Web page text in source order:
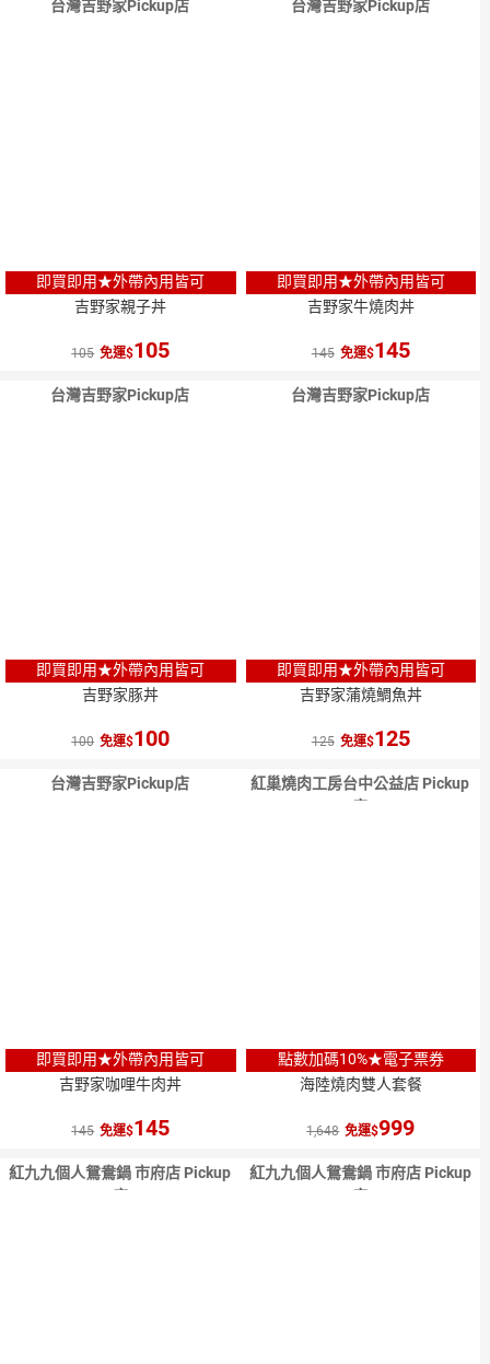
台灣吉野家Pickup店
即買即用★外帶內用皆可
吉野家親子丼
105 免運 105
台灣吉野家Pickup店
即買即用★外帶內用皆可
吉野家牛燒肉丼
145 免運 145
台灣吉野家Pickup店
即買即用★外帶內用皆可
吉野家豚丼
100 免運 100
台灣吉野家Pickup店
即買即用★外帶內用皆可
吉野家蒲燒鯛魚丼
125 免運 125
台灣吉野家Pickup店
即買即用★外帶內用皆可
吉野家咖哩牛肉丼
145 免運 145
紅巢燒肉工房台中公益店 Pickup
店
點數加碼10%★電子票券
海陸燒肉雙人套餐
1,648 免運 999
紅九九個人鴛鴦鍋 市府店 Pickup
店
紅九九個人鴛鴦鍋 市府店 Pickup
店